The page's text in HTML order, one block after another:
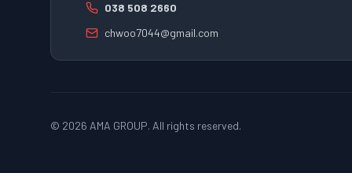
038 508 2660
chwoo7044@gmail.com
© 2026 AMA GROUP. All rights reserved.